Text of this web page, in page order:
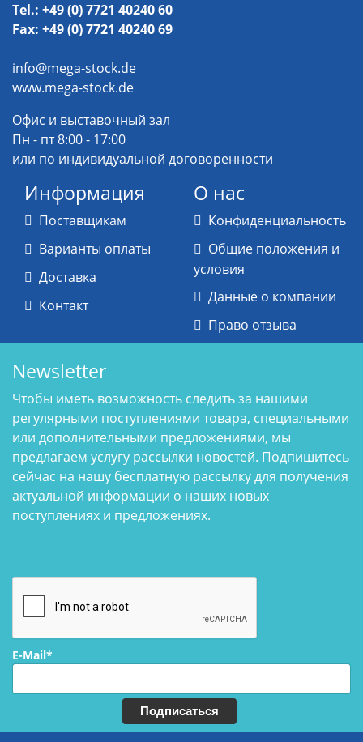
Tel.: +49 (0) 7721 40240 60
Fax: +49 (0) 7721 40240 69
info@mega-stock.de
www.mega-stock.de
Офис и выставочный зал
Пн - пт 8:00 - 17:00
или по индивидуальной договоренности
Информация
Поставщикам
Варианты оплаты
Доставка
Контакт
О нас
Конфиденциальность
Общие положения и
условия
Данные о компании
Право отзыва
Newsletter
Чтобы иметь возможность следить за нашими
регулярными поступлениями товара, специальными
или дополнительными предложениями, мы
предлагаем услугу рассылки новостей. Подпишитесь
сейчас на нашу бесплатную рассылку для получения
актуальной информации о наших новых
поступлениях и предложениях.
E-Mail*
Подписаться